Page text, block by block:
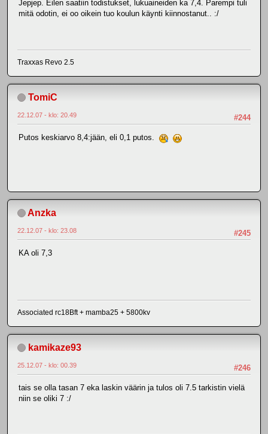
Jepjep. Eilen saatiin todistukset, lukuaineiden ka 7,4. Parempi tuli
mitä odotin, ei oo oikein tuo koulun käynti kiinnostanut.. :/
Traxxas Revo 2.5
TomiC
#244
22.12.07 - klo: 20.49
Putos keskiarvo 8,4:jään, eli 0,1 putos.
Anzka
#245
22.12.07 - klo: 23.08
KA oli 7,3
Associated rc18Bft + mamba25 + 5800kv
kamikaze93
#246
25.12.07 - klo: 00.39
tais se olla tasan 7 eka laskin väärin ja tulos oli 7.5 tarkistin vielä
niin se oliki 7 :/